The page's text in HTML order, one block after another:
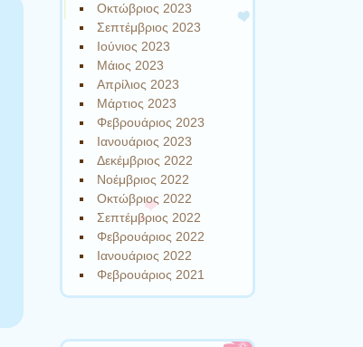
Οκτώβριος 2023
Σεπτέμβριος 2023
Ιούνιος 2023
Μάιος 2023
Απρίλιος 2023
Μάρτιος 2023
Φεβρουάριος 2023
Ιανουάριος 2023
Δεκέμβριος 2022
Νοέμβριος 2022
Οκτώβριος 2022
Σεπτέμβριος 2022
Φεβρουάριος 2022
Ιανουάριος 2022
Φεβρουάριος 2021